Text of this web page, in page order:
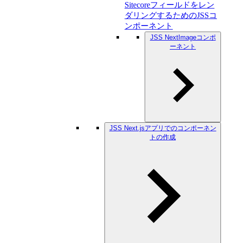
Sitecoreフィールドをレン
ダリングするためのJSSコ
ンポーネント
JSS NextImageコンポ
ーネント
JSS Next.jsアプリでのコンポーネン
トの作成